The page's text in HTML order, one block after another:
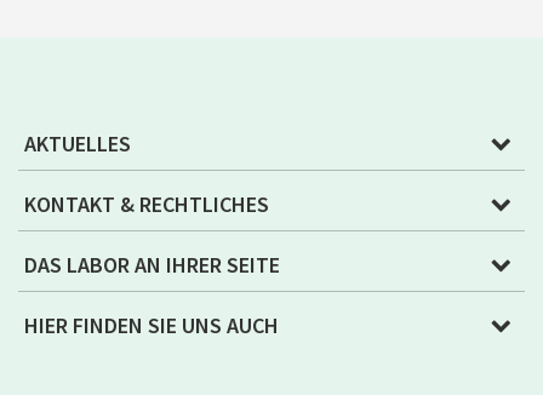
AKTUELLES
KONTAKT & RECHTLICHES
DAS LABOR AN IHRER SEITE
HIER FINDEN SIE UNS AUCH